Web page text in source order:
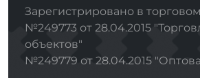
Зарегистрировано в
№249773 от 28.04.2015
объектов"
№249779 от 28.04.2015